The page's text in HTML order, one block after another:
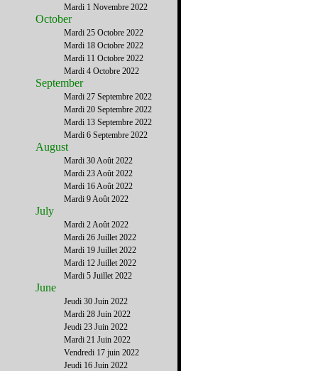
Mardi 1 Novembre 2022
October
Mardi 25 Octobre 2022
Mardi 18 Octobre 2022
Mardi 11 Octobre 2022
Mardi 4 Octobre 2022
September
Mardi 27 Septembre 2022
Mardi 20 Septembre 2022
Mardi 13 Septembre 2022
Mardi 6 Septembre 2022
August
Mardi 30 Août 2022
Mardi 23 Août 2022
Mardi 16 Août 2022
Mardi 9 Août 2022
July
Mardi 2 Août 2022
Mardi 26 Juillet 2022
Mardi 19 Juillet 2022
Mardi 12 Juillet 2022
Mardi 5 Juillet 2022
June
Jeudi 30 Juin 2022
Mardi 28 Juin 2022
Jeudi 23 Juin 2022
Mardi 21 Juin 2022
Vendredi 17 juin 2022
Jeudi 16 Juin 2022